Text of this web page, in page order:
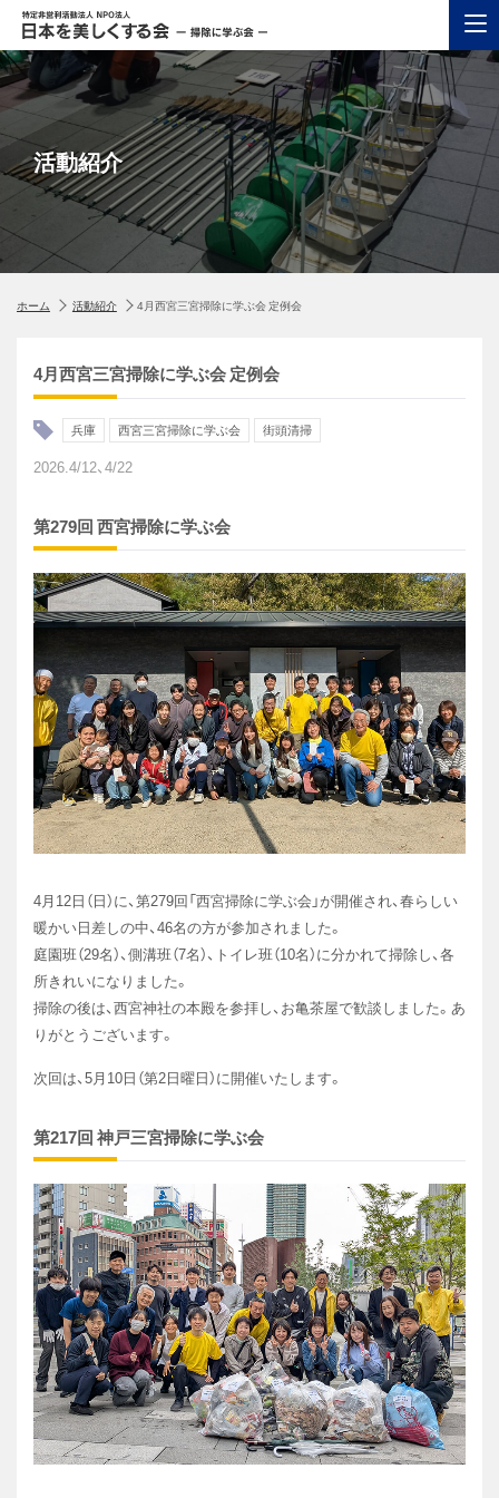
活動紹介
ホーム 活動紹介 4月西宮三宮掃除に学ぶ会 定例会
4月西宮三宮掃除に学ぶ会 定例会
兵庫 西宮三宮掃除に学ぶ会 街頭清掃
2026.4/12、4/22
第279回 西宮掃除に学ぶ会
4月12日（日）に、第279回「西宮掃除に学ぶ会」が開催され、春らしい
暖かい日差しの中、46名の方が参加されました。
庭園班（29名）、側溝班（7名）、トイレ班（10名）に分かれて掃除し、各
所きれいになりました。
掃除の後は、西宮神社の本殿を参拝し、お亀茶屋で歓談しました。あ
りがとうございます。
次回は、5月10日（第2日曜日）に開催いたします。
第217回 神戸三宮掃除に学ぶ会